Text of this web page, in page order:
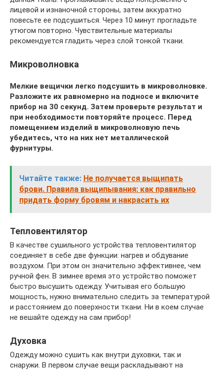
лицевой и изнаночной стороны, затем аккуратно
повесьте ее подсушиться. Через 10 минут прогладьте
утюгом повторно. Чувствительные материалы
рекомендуется гладить через слой тонкой ткани.
Микроволновка
Мелкие вещички легко подсушить в микроволновке.
Разложите их равномерно на подносе и включите
прибор на 30 секунд. Затем проверьте результат и
при необходимости повторяйте процесс. Перед
помещением изделий в микроволновую печь
убедитесь, что на них нет металлической
фурнитуры.
Читайте также: Не получается выщипать
брови. Правила выщипывания: как правильно
придать форму бровям и накрасить их
Тепловентилятор
В качестве сушильного устройства тепловентилятор
соединяет в себе две функции: нагрев и обдувание
воздухом. При этом он значительно эффективнее, чем
ручной фен. В зимнее время это устройство поможет
быстро высушить одежду. Учитывая его большую
мощность, нужно внимательно следить за температурой
и расстоянием до поверхности ткани. Ни в коем случае
не вешайте одежду на сам прибор!
Духовка
Одежду можно сушить как внутри духовки, так и
снаружи. В первом случае вещи раскладывают на